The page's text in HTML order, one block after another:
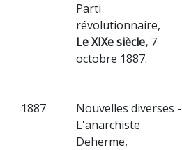
Parti
révolutionnaire,
Le XIXe siècle, 7
octobre 1887.
1887
Nouvelles diverses -
L'anarchiste
Deherme,